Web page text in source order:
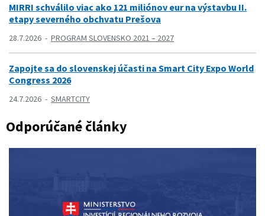
MIRRI schválilo viac ako 121 miliónov eur na výstavbu II.
etapy severného obchvatu Prešova
28.7.2026 PROGRAM SLOVENSKO 2021 – 2027
Zapojte sa do slovenskej účasti na Smart City Expo World
Congress 2026
24.7.2026 SMARTCITY
Odporúčané články